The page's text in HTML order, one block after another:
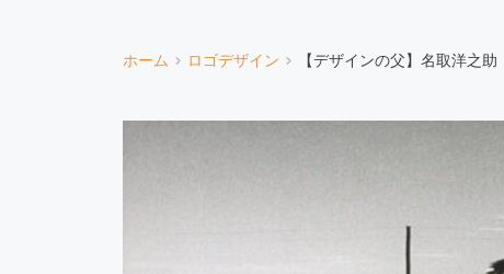
ホーム ロゴデザイン 【デザインの父】名取洋之助